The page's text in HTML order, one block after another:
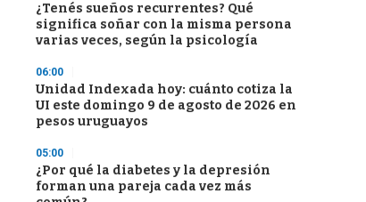
¿Tenés sueños recurrentes? Qué
significa soñar con la misma persona
varias veces, según la psicología
06:00
Unidad Indexada hoy: cuánto cotiza la
UI este domingo 9 de agosto de 2026 en
pesos uruguayos
05:00
¿Por qué la diabetes y la depresión
forman una pareja cada vez más